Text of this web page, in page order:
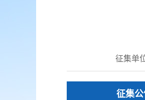
征集单
征集